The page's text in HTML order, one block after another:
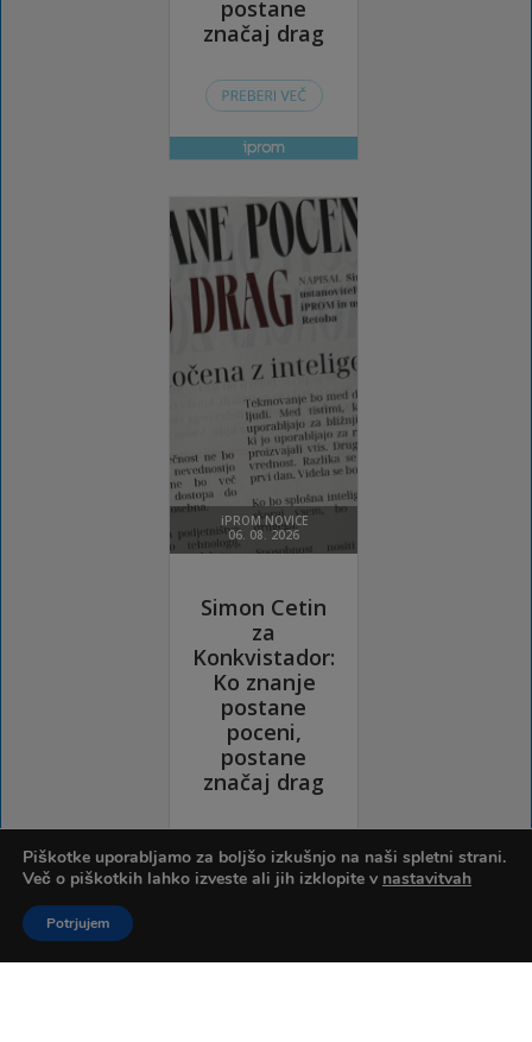
Piškotke uporabljamo za boljšo izkušnjo na naši spletni strani.
Več o piškotkih lahko izveste ali jih izklopite v nastavitvah
Potrjujem